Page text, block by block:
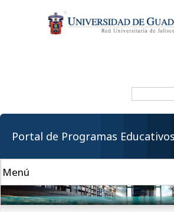
contenido
principal
Buscar
Portal de Programas